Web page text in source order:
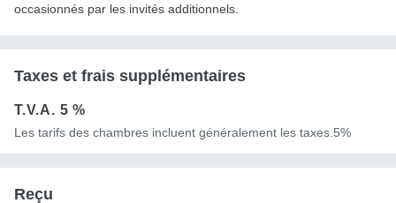
occasionnés par les invités additionnels.
Taxes et frais supplémentaires
T.V.A. 5 %
Les tarifs des chambres incluent généralement les taxes.5%
Reçu